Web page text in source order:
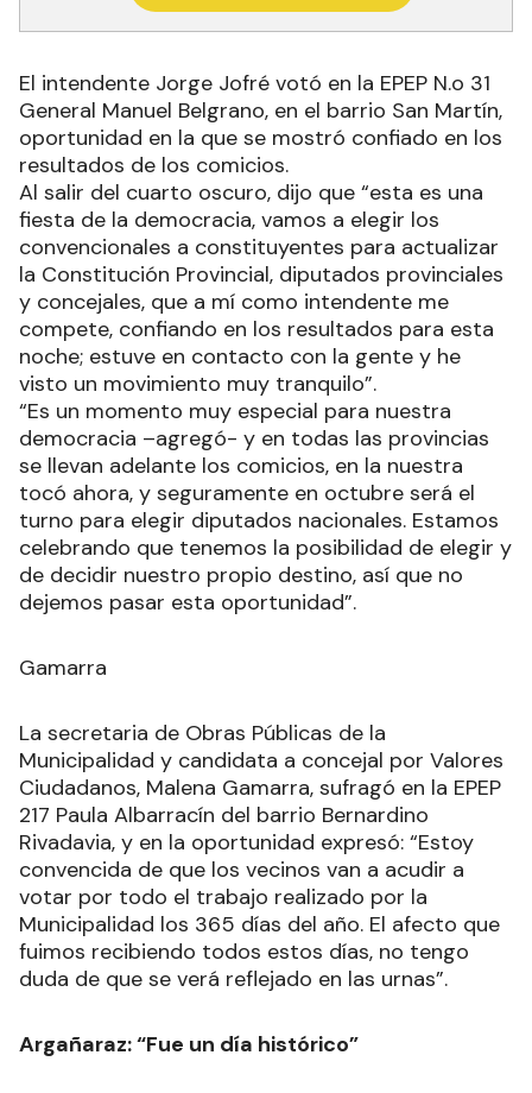
El intendente Jorge Jofré votó en la EPEP N.o 31
General Manuel Belgrano, en el barrio San Martín,
oportunidad en la que se mostró confiado en los
resultados de los comicios.
Al salir del cuarto oscuro, dijo que “esta es una
fiesta de la democracia, vamos a elegir los
convencionales a constituyentes para actualizar
la Constitución Provincial, diputados provinciales
y concejales, que a mí como intendente me
compete, confiando en los resultados para esta
noche; estuve en contacto con la gente y he
visto un movimiento muy tranquilo”.
“Es un momento muy especial para nuestra
democracia –agregó- y en todas las provincias
se llevan adelante los comicios, en la nuestra
tocó ahora, y seguramente en octubre será el
turno para elegir diputados nacionales. Estamos
celebrando que tenemos la posibilidad de elegir y
de decidir nuestro propio destino, así que no
dejemos pasar esta oportunidad”.
Gamarra
La secretaria de Obras Públicas de la
Municipalidad y candidata a concejal por Valores
Ciudadanos, Malena Gamarra, sufragó en la EPEP
217 Paula Albarracín del barrio Bernardino
Rivadavia, y en la oportunidad expresó: “Estoy
convencida de que los vecinos van a acudir a
votar por todo el trabajo realizado por la
Municipalidad los 365 días del año. El afecto que
fuimos recibiendo todos estos días, no tengo
duda de que se verá reflejado en las urnas”.
Argañaraz: “Fue un día histórico”